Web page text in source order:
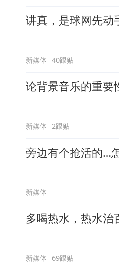
讲真，是球网先动
新媒体 40跟贴
论背景音乐的重要
新媒体 2跟贴
旁边有个抢活的…
新媒体
多喝热水，热水治
新媒体 69跟贴